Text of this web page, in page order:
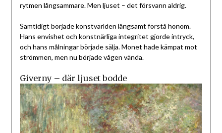
rytmen långsammare. Men ljuset – det försvann aldrig.
Samtidigt började konstvärlden långsamt förstå honom.
Hans envishet och konstnärliga integritet gjorde intryck,
och hans målningar började sälja. Monet hade kämpat mot
strömmen, men nu började vågen vända.
Giverny – där ljuset bodde